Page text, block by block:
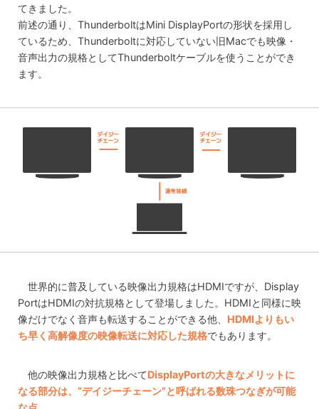
てきました。
前述の通り、ThunderboltはMini DisplayPortの形状を採用し
ているため、Thunderboltに対応していない旧Macでも映像・
音声出力の規格としてThunderboltケーブルを使うことができ
ます。
世界的に普及している映像出力規格はHDMIですが、Display
PortはHDMIの対抗規格として登場しました。HDMIと同様に映
像だけでなく音声も転送することができる他、 HDMIよりもい
ち早く高解像度の映像転送に対応した規格でもあります。
他の映像出力規格と比べてDisplayPortの大きなメリットに
なる部分は、“デイジーチェーン”と呼ばれる数珠つなぎが可能